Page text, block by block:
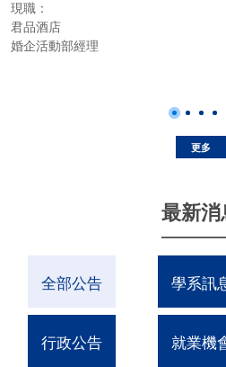
現職：
君品酒店
婚企活動部經理
102.103 國際城市行銷競賽獎
更多
最新消
全部公告 學系訊
行政公告 就業機